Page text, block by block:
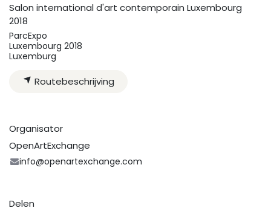
Salon international d'art contemporain Luxembourg
2018
ParcExpo
Luxembourg 2018
Luxemburg
Routebeschrijving
Organisator
OpenArtExchange
info@openartexchange.com
Delen